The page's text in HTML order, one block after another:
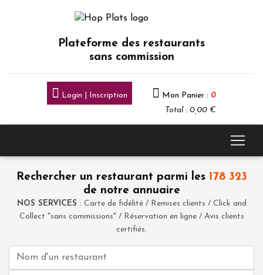
Plateforme des restaurants
sans commission
Login | Inscription Mon Panier : 0
Total : 0,00 €
Rechercher un restaurant parmi les 178 323
de notre annuaire
NOS SERVICES : Carte de fidélité / Remises clients / Click and
Collect "sans commissions" / Réservation en ligne / Avis clients
certifiés.